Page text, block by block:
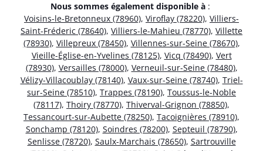
Nous sommes également disponible à :
Voisins-le-Bretonneux (78960), Viroflay (78220), Villiers-
Saint-Fréderic (78640), Villiers-le-Mahieu (78770), Villette
(78930), Villepreux (78450), Villennes-sur-Seine (78670),
Vieille-Église-en-Yvelines (78125), Vicq (78490), Vert
(78930), Versailles (78000), Verneuil-sur-Seine (78480),
Vélizy-Villacoublay (78140), Vaux-sur-Seine (78740), Triel-
sur-Seine (78510), Trappes (78190), Toussus-le-Noble
(78117), Thoiry (78770), Thiverval-Grignon (78850),
Tessancourt-sur-Aubette (78250), Tacoignières (78910),
Sonchamp (78120), Soindres (78200), Septeuil (78790),
Senlisse (78720), Saulx-Marchais (78650), Sartrouville